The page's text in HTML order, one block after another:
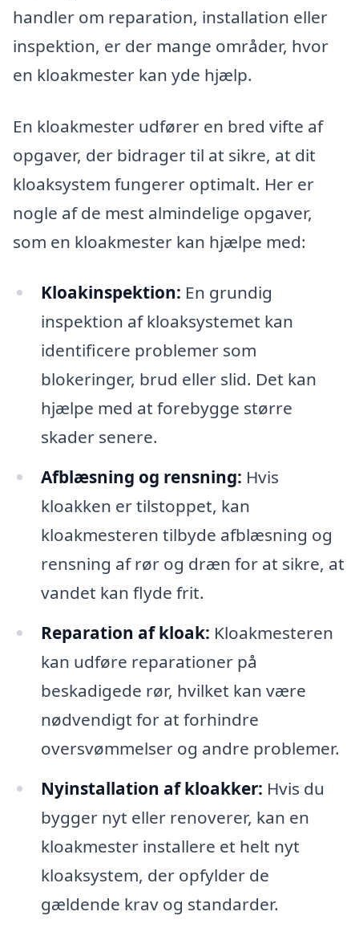
handler om reparation, installation eller
inspektion, er der mange områder, hvor
en kloakmester kan yde hjælp.
En kloakmester udfører en bred vifte af
opgaver, der bidrager til at sikre, at dit
kloaksystem fungerer optimalt. Her er
nogle af de mest almindelige opgaver,
som en kloakmester kan hjælpe med:
Kloakinspektion: En grundig
inspektion af kloaksystemet kan
identificere problemer som
blokeringer, brud eller slid. Det kan
hjælpe med at forebygge større
skader senere.
Afblæsning og rensning: Hvis
kloakken er tilstoppet, kan
kloakmesteren tilbyde afblæsning og
rensning af rør og dræn for at sikre, at
vandet kan flyde frit.
Reparation af kloak: Kloakmesteren
kan udføre reparationer på
beskadigede rør, hvilket kan være
nødvendigt for at forhindre
oversvømmelser og andre problemer.
Nyinstallation af kloakker: Hvis du
bygger nyt eller renoverer, kan en
kloakmester installere et helt nyt
kloaksystem, der opfylder de
gældende krav og standarder.